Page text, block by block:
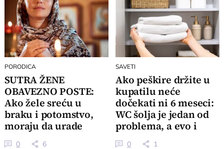
PORODICA
SUTRA ŽENE
OBAVEZNO POSTE:
Ako žele sreću u
braku i potomstvo,
moraju da urade
jednu stvar
0 6
SAVETI
Ako peškire držite u
kupatilu neće
dočekati ni 6 meseci:
WC šolja je jedan od
problema, a evo i
kako
0 1